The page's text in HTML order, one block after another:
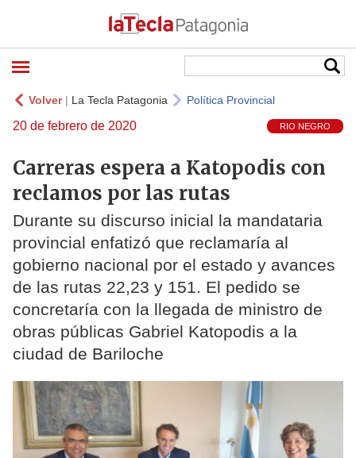
Volver| La Tecla Patagonia Política Provincial
20 de febrero de 2020 RIO NEGRO
Carreras espera a Katopodis con
reclamos por las rutas
Durante su discurso inicial la mandataria
provincial enfatizó que reclamaría al
gobierno nacional por el estado y avances
de las rutas 22,23 y 151. El pedido se
concretaría con la llegada de ministro de
obras públicas Gabriel Katopodis a la
ciudad de Bariloche